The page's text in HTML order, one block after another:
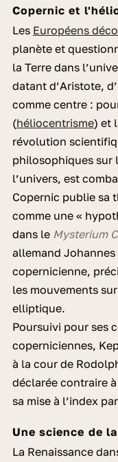
Copernic et
Les Européens
planète et
la Terre dans
datant d’Aristote,
comme centre :
(héliocentrisme) et
révolution
philosophiques sur
l’univers, est
Copernic publie sa
comme une «
dans le Mysterium
allemand Johannes
copernicienne,
les mouvements
elliptique.
Poursuivi pour ses
coperniciennes,
à la cour de
déclarée contraire
sa mise à l’index
Une science de
La Renaissance